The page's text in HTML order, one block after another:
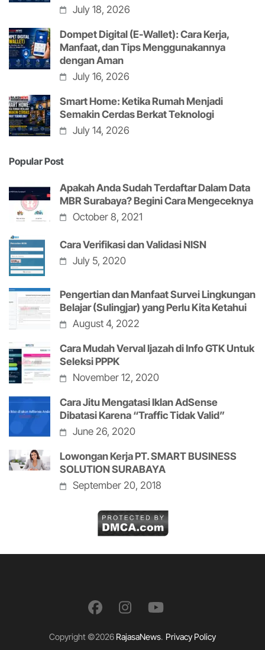
July 18, 2026
Dompet Digital (E-Wallet): Cara Kerja,
Manfaat, dan Tips Menggunakannya
dengan Aman
July 16, 2026
Smart Home: Ketika Rumah Menjadi
Semakin Cerdas Berkat Teknologi
July 14, 2026
Popular Post
Apakah Anda Sudah Terdaftar Dalam Data
MBR Surabaya? Begini Cara Mengeceknya
October 8, 2021
Cara Verifikasi dan Validasi NISN
July 5, 2020
Pengertian dan Manfaat Survei Lingkungan
Belajar (Sulingjar) yang Perlu Kita Ketahui
August 4, 2022
Cara Mudah Verval Ijazah di Info GTK Untuk
Seleksi PPPK
November 12, 2020
Cara Jitu Mengatasi Iklan AdSense
Dibatasi Karena “Traffic Tidak Valid”
June 26, 2020
Lowongan Kerja PT. SMART BUSINESS
SOLUTION SURABAYA
September 20, 2018
Copyright ©2026 RajasaNews. Privacy Policy